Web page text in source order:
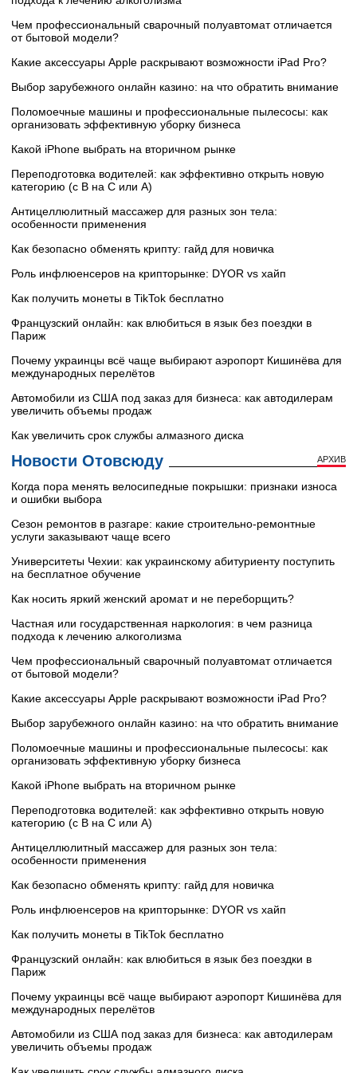
Чем профессиональный сварочный полуавтомат отличается
от бытовой модели?
Какие аксессуары Apple раскрывают возможности iPad Pro?
Выбор зарубежного онлайн казино: на что обратить внимание
Поломоечные машины и профессиональные пылесосы: как
организовать эффективную уборку бизнеса
Какой iPhone выбрать на вторичном рынке
Переподготовка водителей: как эффективно открыть новую
категорию (с B на C или А)
Антицеллюлитный массажер для разных зон тела:
особенности применения
Как безопасно обменять крипту: гайд для новичка
Роль инфлюенсеров на крипторынке: DYOR vs хайп
Как получить монеты в TikTok бесплатно
Французский онлайн: как влюбиться в язык без поездки в
Париж
Почему украинцы всё чаще выбирают аэропорт Кишинёва для
международных перелётов
Автомобили из США под заказ для бизнеса: как автодилерам
увеличить объемы продаж
Как увеличить срок службы алмазного диска
Новости Отовсюду АРХИВ
Когда пора менять велосипедные покрышки: признаки износа
и ошибки выбора
Сезон ремонтов в разгаре: какие строительно-ремонтные
услуги заказывают чаще всего
Университеты Чехии: как украинскому абитуриенту поступить
на бесплатное обучение
Как носить яркий женский аромат и не переборщить?
Частная или государственная наркология: в чем разница
подхода к лечению алкоголизма
Чем профессиональный сварочный полуавтомат отличается
от бытовой модели?
Какие аксессуары Apple раскрывают возможности iPad Pro?
Выбор зарубежного онлайн казино: на что обратить внимание
Поломоечные машины и профессиональные пылесосы: как
организовать эффективную уборку бизнеса
Какой iPhone выбрать на вторичном рынке
Переподготовка водителей: как эффективно открыть новую
категорию (с B на C или А)
Антицеллюлитный массажер для разных зон тела:
особенности применения
Как безопасно обменять крипту: гайд для новичка
Роль инфлюенсеров на крипторынке: DYOR vs хайп
Как получить монеты в TikTok бесплатно
Французский онлайн: как влюбиться в язык без поездки в
Париж
Почему украинцы всё чаще выбирают аэропорт Кишинёва для
международных перелётов
Автомобили из США под заказ для бизнеса: как автодилерам
увеличить объемы продаж